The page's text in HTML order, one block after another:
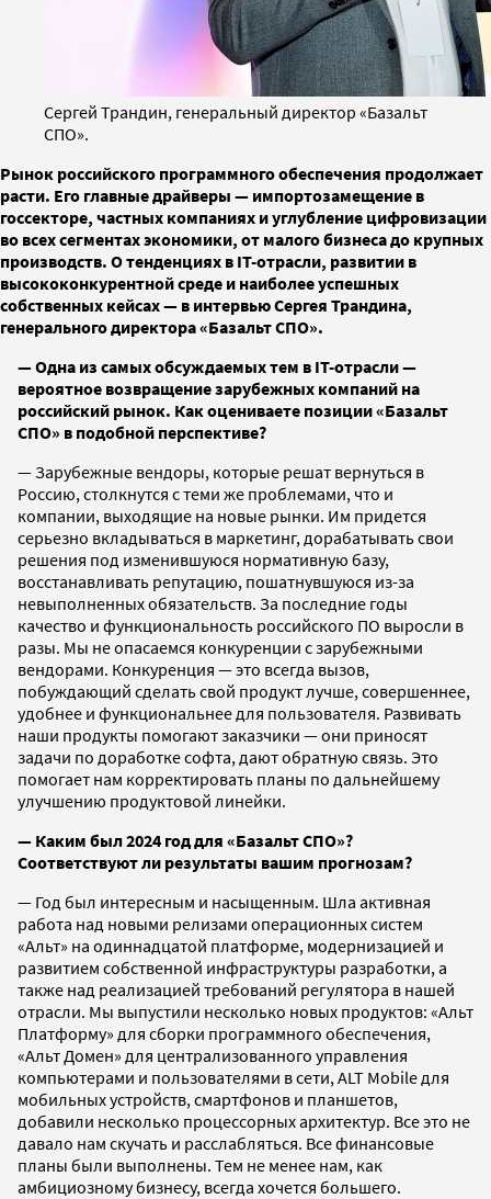
Сергей Трандин, генеральный директор «Базальт
СПО».
Рынок российского программного обеспечения продолжает
расти. Его главные драйверы — импортозамещение в
госсекторе, частных компаниях и углубление цифровизации
во всех сегментах экономики, от малого бизнеса до крупных
производств. О тенденциях в IT-отрасли, развитии в
высококонкурентной среде и наиболее успешных
собственных кейсах — в интервью Сергея Трандина,
генерального директора «Базальт СПО».
— Одна из самых обсуждаемых тем в IT-отрасли —
вероятное возвращение зарубежных компаний на
российский рынок. Как оцениваете позиции «Базальт
СПО» в подобной перспективе?
— Зарубежные вендоры, которые решат вернуться в
Россию, столкнутся с теми же проблемами, что и
компании, выходящие на новые рынки. Им придется
серьезно вкладываться в маркетинг, дорабатывать свои
решения под изменившуюся нормативную базу,
восстанавливать репутацию, пошатнувшуюся из-за
невыполненных обязательств. За последние годы
качество и функциональность российского ПО выросли в
разы. Мы не опасаемся конкуренции с зарубежными
вендорами. Конкуренция — это всегда вызов,
побуждающий сделать свой продукт лучше, совершеннее,
удобнее и функциональнее для пользователя. Развивать
наши продукты помогают заказчики — они приносят
задачи по доработке софта, дают обратную связь. Это
помогает нам корректировать планы по дальнейшему
улучшению продуктовой линейки.
— Каким был 2024 год для «Базальт СПО»?
Соответствуют ли результаты вашим прогнозам?
— Год был интересным и насыщенным. Шла активная
работа над новыми релизами операционных систем
«Альт» на одиннадцатой платформе, модернизацией и
развитием собственной инфраструктуры разработки, а
также над реализацией требований регулятора в нашей
отрасли. Мы выпустили несколько новых продуктов: «Альт
Платформу» для сборки программного обеспечения,
«Альт Домен» для централизованного управления
компьютерами и пользователями в сети, ALT Mobile для
мобильных устройств, смартфонов и планшетов,
добавили несколько процессорных архитектур. Все это не
давало нам скучать и расслабляться. Все финансовые
планы были выполнены. Тем не менее нам, как
амбициозному бизнесу, всегда хочется большего.